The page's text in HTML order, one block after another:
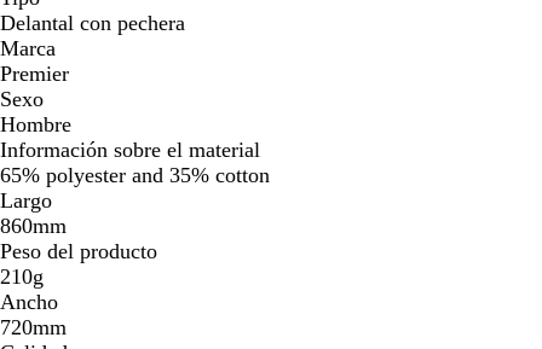
Delantal con pechera
Marca
Premier
Sexo
Hombre
Información sobre el material
65% polyester and 35% cotton
Largo
860mm
Peso del producto
210g
Ancho
720mm